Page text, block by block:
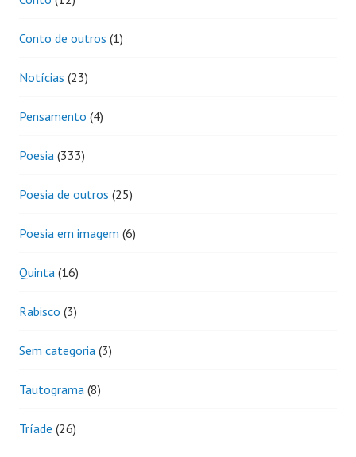
Conto de outros (1)
Notícias (23)
Pensamento (4)
Poesia (333)
Poesia de outros (25)
Poesia em imagem (6)
Quinta (16)
Rabisco (3)
Sem categoria (3)
Tautograma (8)
Tríade (26)